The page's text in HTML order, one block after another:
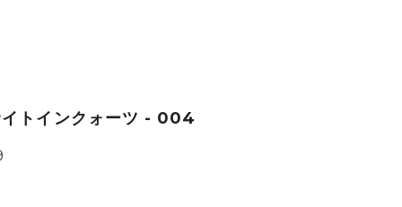
イトインクォーツ - 004